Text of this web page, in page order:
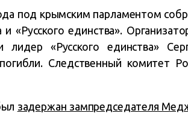
под крымским парламентом
«Русского единства».
«Русского единства»
Следственный комитет
задержан зампредседателя